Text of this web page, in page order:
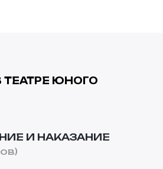
ТЕАТРЕ ЮНОГО
И НАКАЗАНИЕ